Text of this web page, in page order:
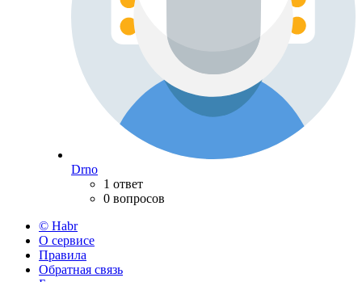
Drno
1 ответ
0 вопросов
© Habr
О сервисе
Правила
Обратная связь